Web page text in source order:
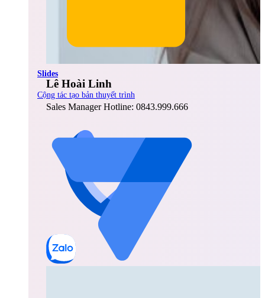
Lê Hoài Linh
Sales Manager Hotline: 0843.999.666
Slides
Cộng tác tạo bản thuyết trình